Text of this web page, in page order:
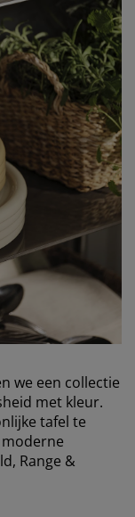
we een collectie
met kleur.
tafel te
Range &